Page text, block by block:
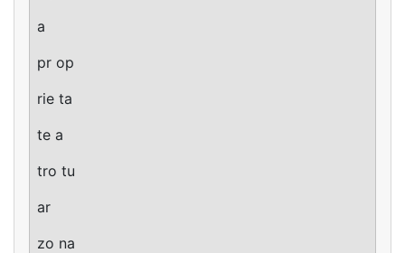
a
pr op
rie ta
te a
tro tu
ar
zo na